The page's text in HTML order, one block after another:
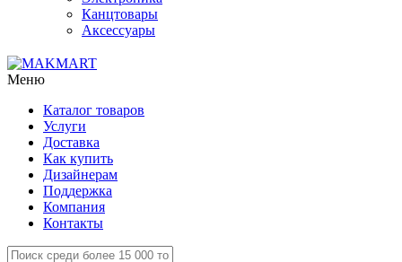
Канцтовары
Аксессуары
Меню
Каталог товаров
Услуги
Доставка
Как купить
Дизайнерам
Поддержка
Компания
Контакты